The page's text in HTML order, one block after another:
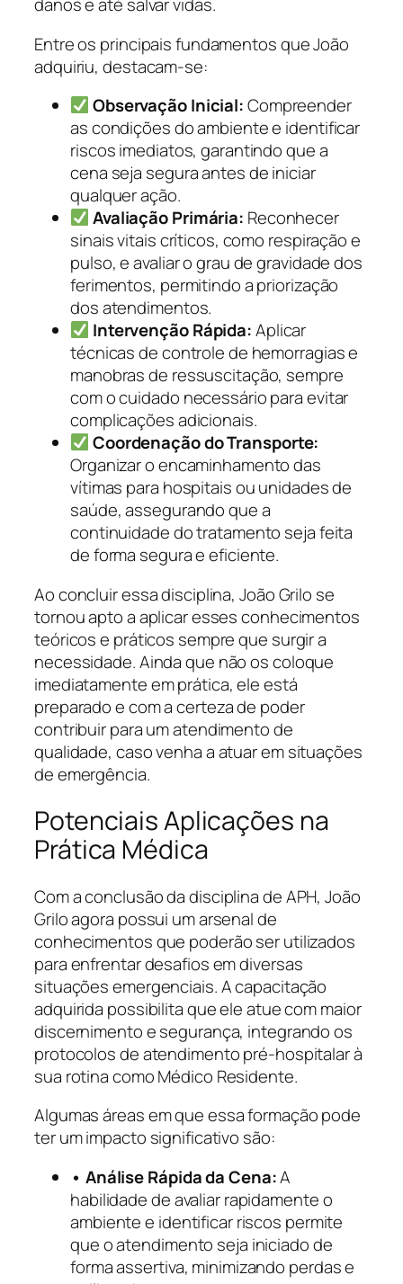
Entre os principais fundamentos que João
adquiriu, destacam-se:
Observação Inicial:Compreender
as condições do ambiente e identificar
riscos imediatos, garantindo que a
cena seja segura antes de iniciar
qualquer ação.
Avaliação Primária: Reconhecer
sinais vitais críticos, como respiração e
pulso, e avaliar o grau de gravidade dos
ferimentos, permitindo a priorização
dos atendimentos.
Intervenção Rápida:Aplicar
técnicas de controle de hemorragias e
manobras de ressuscitação, sempre
com o cuidado necessário para evitar
complicações adicionais.
Coordenação do Transporte:
Organizar o encaminhamento das
vítimas para hospitais ou unidades de
saúde, assegurando que a
continuidade do tratamento seja feita
de forma segura e eficiente.
Ao concluir essa disciplina, João Grilo se
tornou apto a aplicar esses conhecimentos
teóricos e práticos sempre que surgir a
necessidade. Ainda que não os coloque
imediatamente em prática, ele está
preparado e com a certeza de poder
contribuir para um atendimento de
qualidade, caso venha a atuar em situações
de emergência.
Potenciais Aplicações na
Prática Médica
Com a conclusão da disciplina de APH, João
Grilo agora possui um arsenal de
conhecimentos que poderão ser utilizados
para enfrentar desafios em diversas
situações emergenciais. A capacitação
adquirida possibilita que ele atue com maior
discernimento e segurança, integrando os
protocolos de atendimento pré-hospitalar à
sua rotina como Médico Residente.
Algumas áreas em que essa formação pode
ter um impacto significativo são:
• Análise Rápida da Cena:A
habilidade de avaliar rapidamente o
ambiente e identificar riscos permite
que o atendimento seja iniciado de
forma assertiva, minimizando perdas e